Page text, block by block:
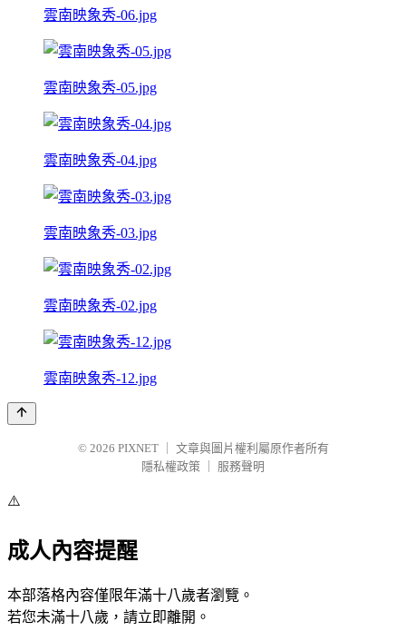
雲南映象秀-06.jpg
雲南映象秀-05.jpg
雲南映象秀-04.jpg
雲南映象秀-03.jpg
雲南映象秀-02.jpg
雲南映象秀-12.jpg
© 2026 PIXNET
文章與圖片權利屬原作者所有
隱私權政策
服務聲明
⚠️
成人內容提醒
本部落格內容僅限年滿十八歲者瀏覽。
若您未滿十八歲，請立即離開。